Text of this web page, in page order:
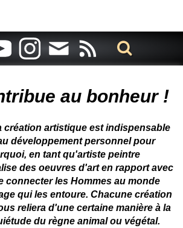
au bonheur !
création artistique est indispensable
développement personnel pour
en tant qu'artiste peintre
des oeuvres d'art en rapport avec
connecter les Hommes au monde
qui les entoure. Chacune création
reliera d'une certaine manière à la
du règne animal ou végétal.